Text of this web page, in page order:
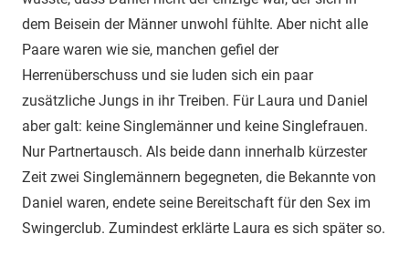
dem Beisein der Männer unwohl fühlte. Aber nicht alle
Paare waren wie sie, manchen gefiel der
Herrenüberschuss und sie luden sich ein paar
zusätzliche Jungs in ihr Treiben. Für Laura und Daniel
aber galt: keine Singlemänner und keine Singlefrauen.
Nur Partnertausch. Als beide dann innerhalb kürzester
Zeit zwei Singlemännern begegneten, die Bekannte von
Daniel waren, endete seine Bereitschaft für den Sex im
Swingerclub. Zumindest erklärte Laura es sich später so.